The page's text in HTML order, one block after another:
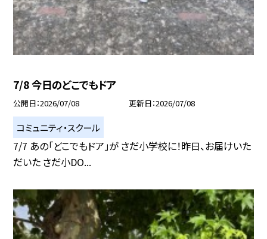
7/8 今日のどこでもドア
公開日 2026/07/08 更新日 2026/07/08
コミュニティ・スクール
7/7 あの「どこでもドア」が さだ小学校に！昨日、お届けいた
だいた さだ小DO...